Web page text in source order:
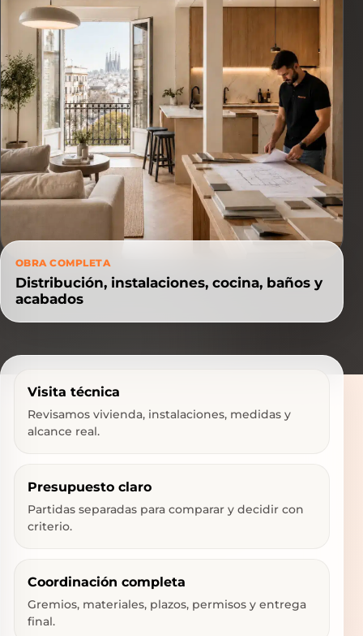
OBRA COMPLETA
Distribución, instalaciones, cocina, baños y
acabados
Visita técnica
Revisamos vivienda, instalaciones, medidas y
alcance real.
Presupuesto claro
Partidas separadas para comparar y decidir con
criterio.
Coordinación completa
Gremios, materiales, plazos, permisos y entrega
final.